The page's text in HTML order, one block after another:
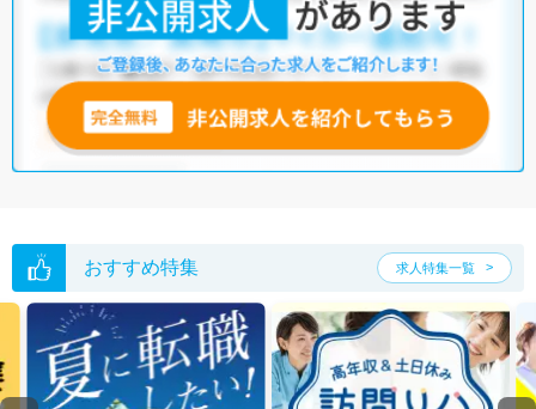
他の条件でも人気の求人がございますので、「こだわり条件」から検索
いただくか、お気軽にお問い合わせください。
全国の言語聴覚士求人から検索いただくことも可能です。
無料転職支援サービス
にお申し込みいただくと、ご希望条件をヒアリン
グした上で求人をご提案いたします。
ご希望条件がまだ定まっていない方は人気の希望条件をピックアップし
おすすめ特集 求人特集一覧